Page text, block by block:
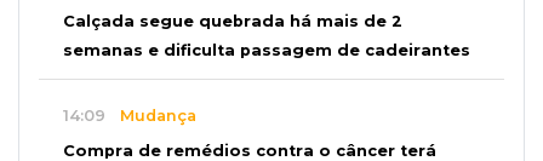
Calçada segue quebrada há mais de 2
semanas e dificulta passagem de cadeirantes
14:09 Mudança
Compra de remédios contra o câncer terá